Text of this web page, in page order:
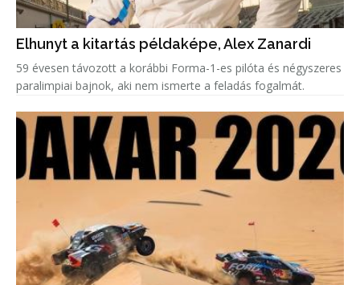
Elhunyt a kitartás példaképe, Alex Zanardi
59 évesen távozott a korábbi Forma-1-es pilóta és négyszeres
paralimpiai bajnok, aki nem ismerte a feladás fogalmát.